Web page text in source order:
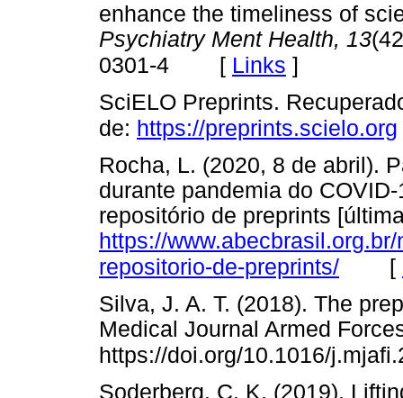
enhance the timeliness of
Psychiatry Ment Health, 13
0301-4 [ Links ]
SciELO Preprints.
de: https://preprints.scielo.org
Rocha, L. (2020, 8 de abril).
durante pandemia do
repositório de preprints
https://
repositorio-de-preprints/ [
Silva, J. A. T. (2018). The
Medical Journal Armed
https://doi.org/10.1016/
Soderberg, C. K. (2019).